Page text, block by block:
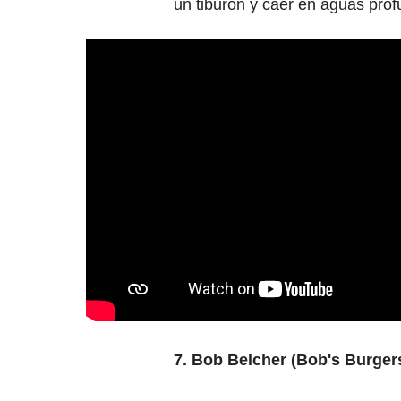
un tiburón y caer en aguas
7. Bob Belcher (Bob's